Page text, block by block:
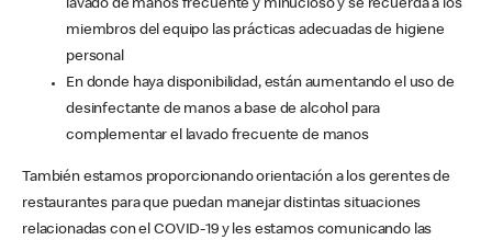
lavado de manos frecuente y minucioso y se recuerda a los
miembros del equipo las prácticas adecuadas de higiene
personal
En donde haya disponibilidad, están aumentando el uso de
desinfectante de manos a base de alcohol para
complementar el lavado frecuente de manos
También estamos proporcionando orientación a los gerentes de
restaurantes para que puedan manejar distintas situaciones
relacionadas con el COVID-19 y les estamos comunicando las